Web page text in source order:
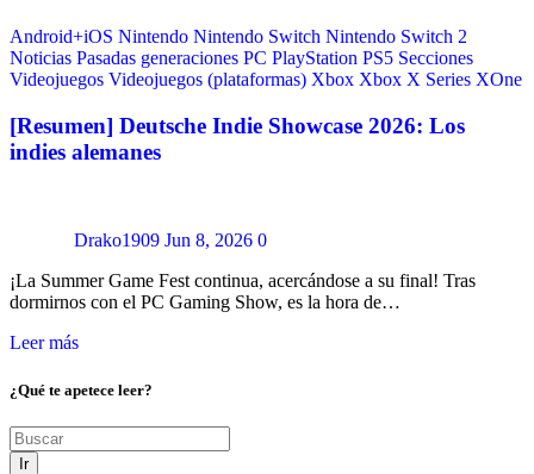
Android+iOS Nintendo Nintendo Switch Nintendo Switch 2
Noticias Pasadas generaciones PC PlayStation PS5 Secciones
Videojuegos Videojuegos (plataformas) Xbox Xbox X Series XOne
[Resumen] Deutsche Indie Showcase 2026: Los
indies alemanes
Drako1909 Jun 8, 2026 0
¡La Summer Game Fest continua, acercándose a su final! Tras
dormirnos con el PC Gaming Show, es la hora de…
Leer más
¿Qué te apetece leer?
Ir